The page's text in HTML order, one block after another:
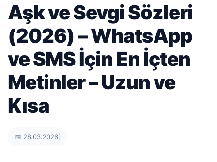
Aşk ve Sevgi Sözleri
(2026) – WhatsApp
ve SMS İçin En İçten
Metinler – Uzun ve
Kısa
📅 28.03.2026